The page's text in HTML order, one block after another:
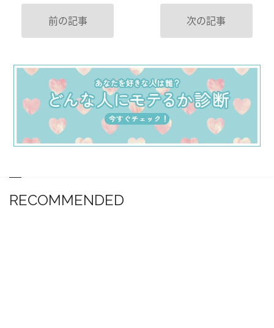
前の記事 次の記事
RECOMMENDED